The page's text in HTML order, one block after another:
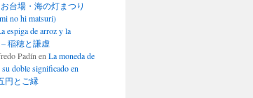
お台場・海の灯まつり
no hi matsuri)
espiga de arroz y la
– 稲穂と謙虚
Padín en La moneda de
su doble significado en
円とご縁